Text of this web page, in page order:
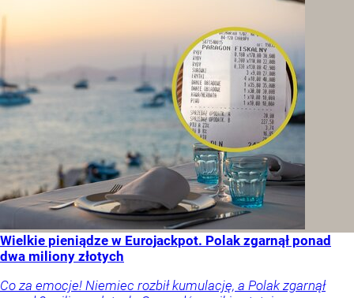
Wielkie pieniądze w Eurojackpot. Polak zgarnął ponad
dwa miliony złotych
Co za emocje! Niemiec rozbił kumulację, a Polak zgarnął